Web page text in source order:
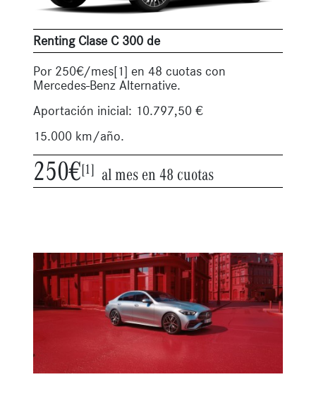
Renting Clase C 300 de
Por 250€/mes[1] en 48 cuotas con
Mercedes-Benz Alternative.
Aportación inicial: 10.797,50 €
15.000 km/año.
250€[1] al mes en 48 cuotas